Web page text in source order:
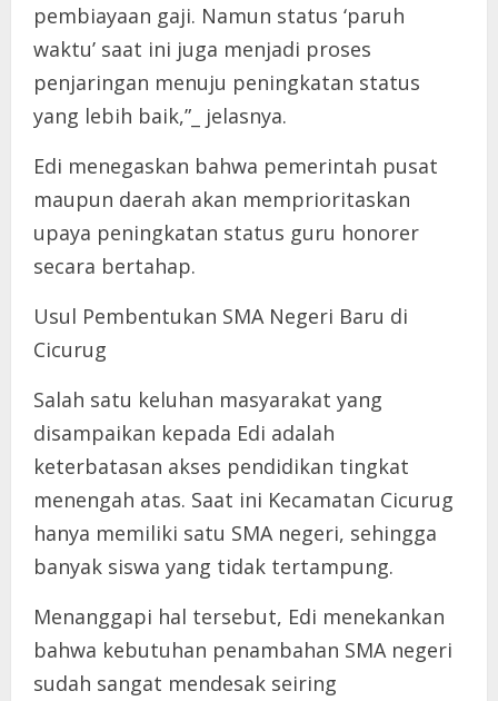
pembiayaan gaji. Namun status ‘paruh
waktu’ saat ini juga menjadi proses
penjaringan menuju peningkatan status
yang lebih baik,”_ jelasnya.
Edi menegaskan bahwa pemerintah pusat
maupun daerah akan memprioritaskan
upaya peningkatan status guru honorer
secara bertahap.
Usul Pembentukan SMA Negeri Baru di
Cicurug
Salah satu keluhan masyarakat yang
disampaikan kepada Edi adalah
keterbatasan akses pendidikan tingkat
menengah atas. Saat ini Kecamatan Cicurug
hanya memiliki satu SMA negeri, sehingga
banyak siswa yang tidak tertampung.
Menanggapi hal tersebut, Edi menekankan
bahwa kebutuhan penambahan SMA negeri
sudah sangat mendesak seiring